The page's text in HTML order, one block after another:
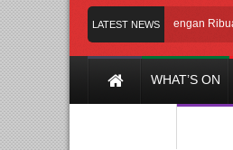
LATEST NEWS
Meramaikan Jakarta dengan Ribuan
WHAT’S ON